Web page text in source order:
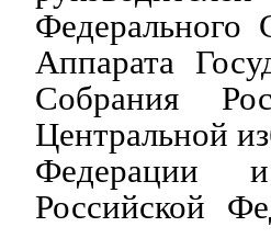
Федерального
Аппарата
Собрания
Центральной
Федерации
Российской